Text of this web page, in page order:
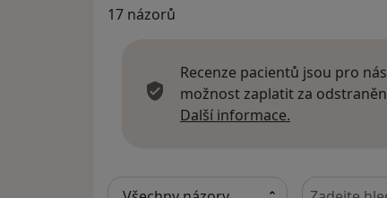
17 názorů
Recenze pacientů jsou pro
možnost zaplatit za
Další informace.
Hledejte v